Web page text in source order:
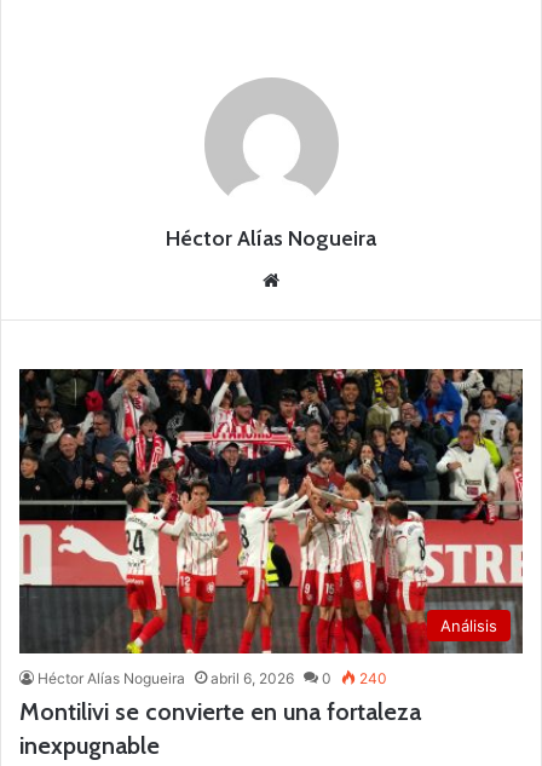
Héctor Alías Nogueira
b
Análisis
Héctor Alías Nogueira abril 6, 2026 0 240
Montilivi se convierte en una fortaleza
inexpugnable